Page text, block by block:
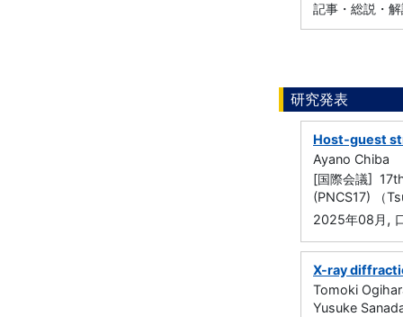
記事・総説・
研究発表
Host-guest
Ayano Chiba
[国際会議]
(PNCS17) （
2025年08月 ,
X-ray
Tomoki
Yusuke